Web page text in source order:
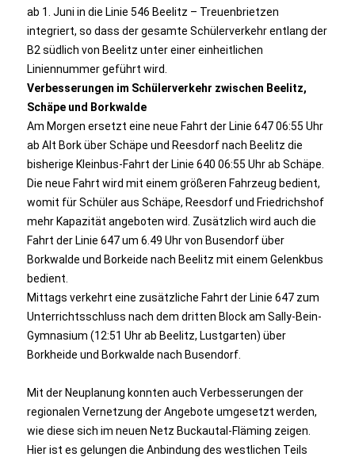
ab 1. Juni in die Linie 546 Beelitz – Treuenbrietzen
integriert, so dass der gesamte Schülerverkehr entlang der
B2 südlich von Beelitz unter einer einheitlichen
Liniennummer geführt wird.
Verbesserungen im Schülerverkehr zwischen Beelitz,
Schäpe und Borkwalde
Am Morgen ersetzt eine neue Fahrt der Linie 647 06:55 Uhr
ab Alt Bork über Schäpe und Reesdorf nach Beelitz die
bisherige Kleinbus-Fahrt der Linie 640 06:55 Uhr ab Schäpe.
Die neue Fahrt wird mit einem größeren Fahrzeug bedient,
womit für Schüler aus Schäpe, Reesdorf und Friedrichshof
mehr Kapazität angeboten wird. Zusätzlich wird auch die
Fahrt der Linie 647 um 6.49 Uhr von Busendorf über
Borkwalde und Borkeide nach Beelitz mit einem Gelenkbus
bedient.
Mittags verkehrt eine zusätzliche Fahrt der Linie 647 zum
Unterrichtsschluss nach dem dritten Block am Sally-Bein-
Gymnasium (12:51 Uhr ab Beelitz, Lustgarten) über
Borkheide und Borkwalde nach Busendorf.
Mit der Neuplanung konnten auch Verbesserungen der
regionalen Vernetzung der Angebote umgesetzt werden,
wie diese sich im neuen Netz Buckautal-Fläming zeigen.
Hier ist es gelungen die Anbindung des westlichen Teils